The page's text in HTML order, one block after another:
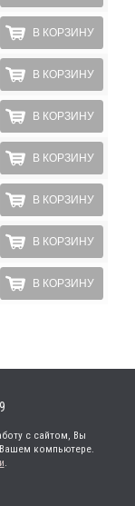
В КОРЗИНУ
В КОРЗИНУ
В КОРЗИНУ
В КОРЗИНУ
В КОРЗИНУ
В КОРЗИНУ
В КОРЗИНУ
с сайтом, Вы
компьютере.
.